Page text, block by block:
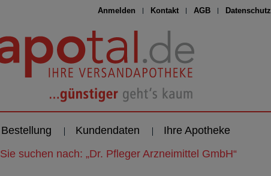
Anmelden Kontakt AGB Datenschutz
Bestellung Kundendaten Ihre Apotheke
Sie suchen nach: „Dr. Pfleger Arzneimittel GmbH“